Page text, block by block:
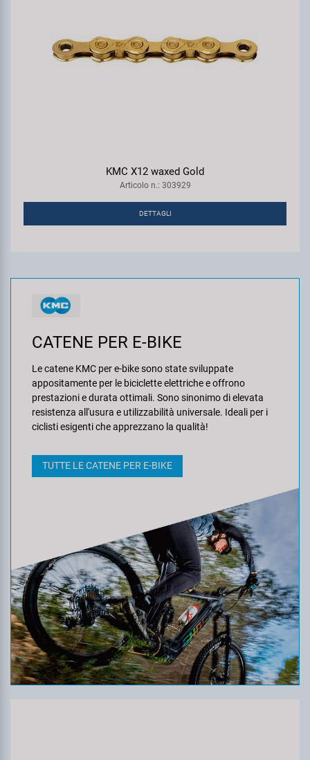
KMC X12 waxed Gold
Articolo n.: 303929
DETTAGLI
CATENE PER E-BIKE
Le catene KMC per e-bike sono state sviluppate
appositamente per le biciclette elettriche e offrono
prestazioni e durata ottimali. Sono sinonimo di elevata
resistenza all'usura e utilizzabilità universale. Ideali per i
ciclisti esigenti che apprezzano la qualità!
TUTTE LE CATENE PER E-BIKE